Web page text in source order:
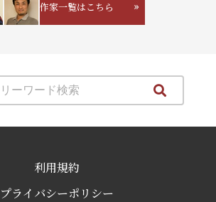
作家一覧はこちら
利用規約
プライバシーポリシー